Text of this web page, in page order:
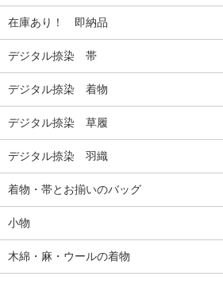
在庫あり！ 即納品
デジタル捺染 帯
デジタル捺染 着物
デジタル捺染 草履
デジタル捺染 羽織
着物・帯とお揃いのバッグ
小物
木綿・麻・ウールの着物